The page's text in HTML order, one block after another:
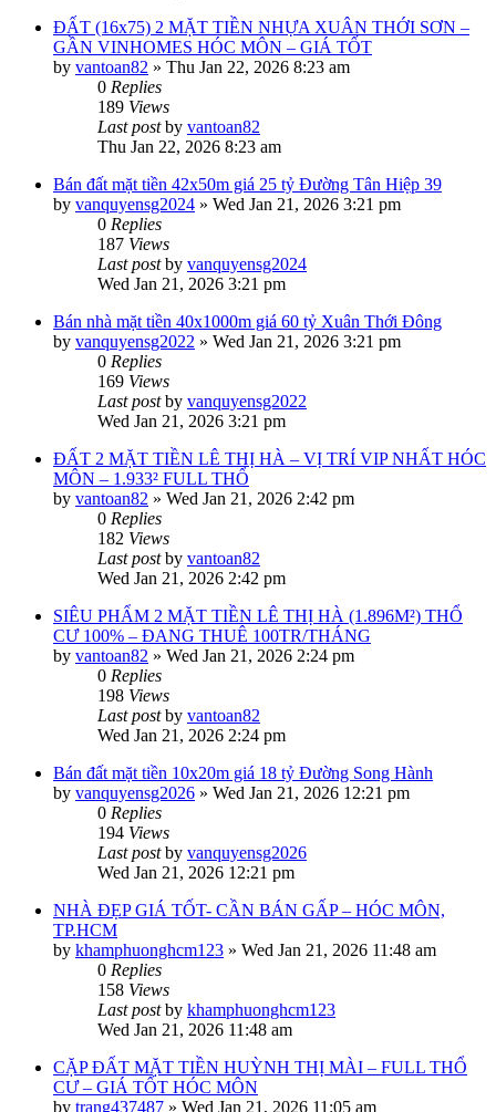
ĐẤT (16x75) 2 MẶT TIỀN NHỰA XUÂN THỚI SƠN –
GẦN VINHOMES HÓC MÔN – GIÁ TỐT
by vantoan82 » Thu Jan 22, 2026 8:23 am
0 Replies
189 Views
Last postby vantoan82
Thu Jan 22, 2026 8:23 am
Bán đất mặt tiền 42x50m giá 25 tỷ Đường Tân Hiệp 39
by vanquyensg2024 » Wed Jan 21, 2026 3:21 pm
0 Replies
187 Views
Last postby vanquyensg2024
Wed Jan 21, 2026 3:21 pm
Bán nhà mặt tiền 40x1000m giá 60 tỷ Xuân Thới Đông
by vanquyensg2022 » Wed Jan 21, 2026 3:21 pm
0 Replies
169 Views
Last postby vanquyensg2022
Wed Jan 21, 2026 3:21 pm
ĐẤT 2 MẶT TIỀN LÊ THỊ HÀ – VỊ TRÍ VIP NHẤT HÓC
MÔN – 1.933² FULL THỔ
by vantoan82 » Wed Jan 21, 2026 2:42 pm
0 Replies
182 Views
Last postby vantoan82
Wed Jan 21, 2026 2:42 pm
SIÊU PHẨM 2 MẶT TIỀN LÊ THỊ HÀ (1.896M²) THỔ
CƯ 100% – ĐANG THUÊ 100TR/THÁNG
by vantoan82 » Wed Jan 21, 2026 2:24 pm
0 Replies
198 Views
Last postby vantoan82
Wed Jan 21, 2026 2:24 pm
Bán đất mặt tiền 10x20m giá 18 tỷ Đường Song Hành
by vanquyensg2026 » Wed Jan 21, 2026 12:21 pm
0 Replies
194 Views
Last postby vanquyensg2026
Wed Jan 21, 2026 12:21 pm
NHÀ ĐẸP GIÁ TỐT- CẦN BÁN GẤP – HÓC MÔN,
TP.HCM
by khamphuonghcm123 » Wed Jan 21, 2026 11:48 am
0 Replies
158 Views
Last postby khamphuonghcm123
Wed Jan 21, 2026 11:48 am
CẶP ĐẤT MẶT TIỀN HUỲNH THỊ MÀI – FULL THỔ
CƯ – GIÁ TỐT HÓC MÔN
by trang437487 » Wed Jan 21, 2026 11:05 am